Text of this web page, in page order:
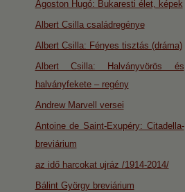
Ágoston Hugó: Bukaresti élet, képek
Albert Csilla családregénye
Albert Csilla: Fényes tisztás (dráma)
Albert Csilla: Halványvörös és
halványfekete – regény
Andrew Marvell versei
Antoine de Saint-Exupéry: Citadella-
breviárium
az idő harcokat ujráz /1914-2014/
Bálint György breviárium